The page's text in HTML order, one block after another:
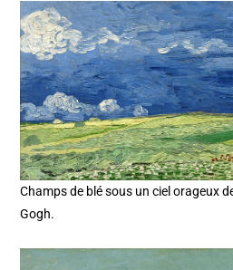
Champs de blé sous un ciel orageux
Gogh.